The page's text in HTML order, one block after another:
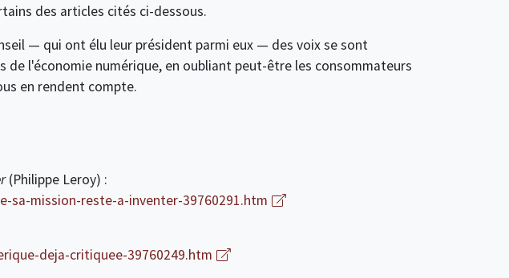
des articles cités ci-dessous.
— qui ont élu leur président parmi eux — des voix se sont
l'économie numérique, en oubliant peut-être les consommateurs
en rendent compte.
(Philippe Leroy) :
mission-reste-a-inventer-39760291.htm
deja-critiquee-39760249.htm